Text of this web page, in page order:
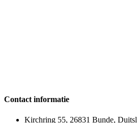
Contact informatie
Kirchring 55, 26831 Bunde,